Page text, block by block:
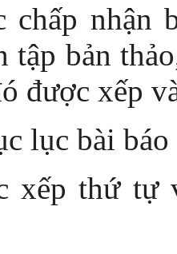
chấp nhận
tập bản
được xếp
lục bài báo
xếp thứ tự